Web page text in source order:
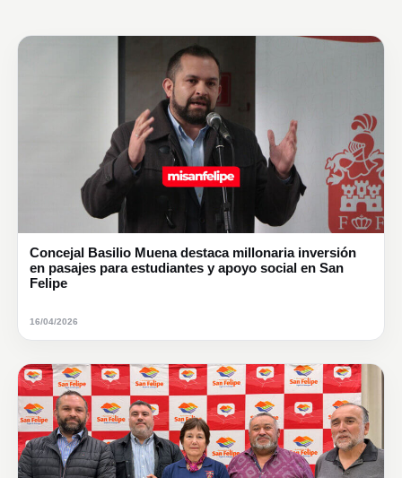
Concejal Basilio Muena destaca millonaria inversión
en pasajes para estudiantes y apoyo social en San
Felipe
16/04/2026